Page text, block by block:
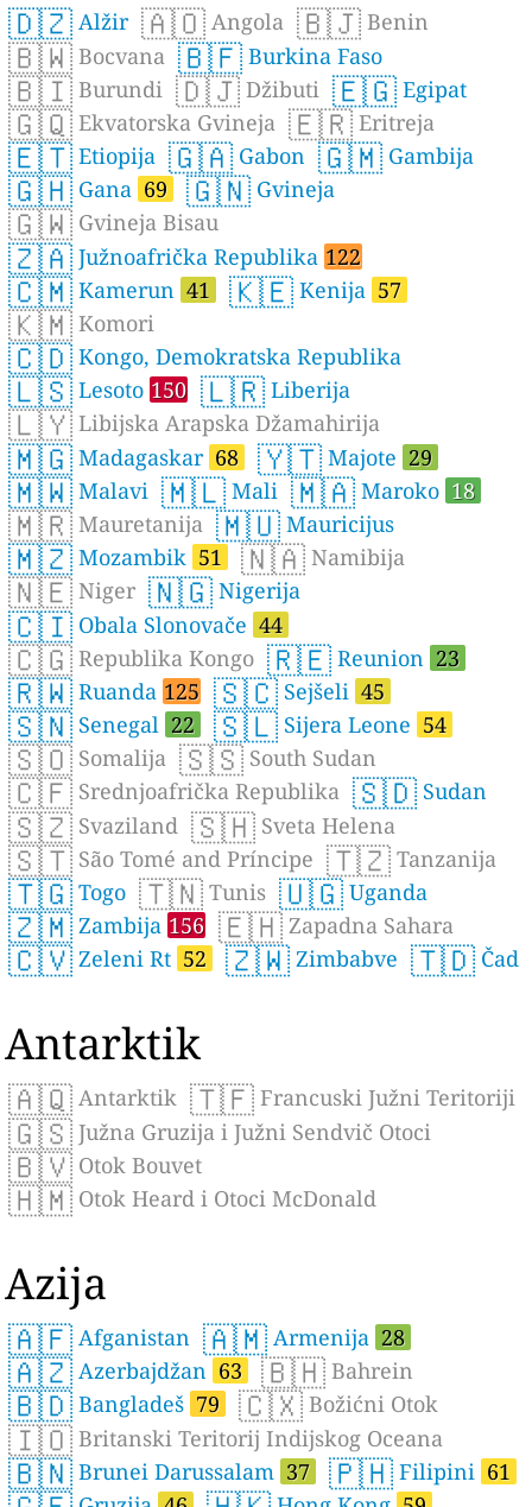
🇩🇿 Alžir 🇦🇴 Angola 🇧🇯 Benin
🇧🇼 Bocvana 🇧🇫 Burkina Faso
🇧🇮 Burundi 🇩🇯 Džibuti 🇪🇬 Egipat
🇬🇶 Ekvatorska Gvineja 🇪🇷 Eritreja
🇪🇹 Etiopija 🇬🇦 Gabon 🇬🇲 Gambija
🇬🇭 Gana 69 🇬🇳 Gvineja
🇬🇼 Gvineja Bisau
🇿🇦 Južnoafrička Republika 122
🇨🇲 Kamerun 41 🇰🇪 Kenija 57
🇰🇲 Komori
🇨🇩 Kongo, Demokratska Republika
🇱🇸 Lesoto 150 🇱🇷 Liberija
🇱🇾 Libijska Arapska Džamahirija
🇲🇬 Madagaskar 68 🇾🇹 Majote 29
🇲🇼 Malavi 🇲🇱 Mali 🇲🇦 Maroko 18
🇲🇷 Mauretanija 🇲🇺 Mauricijus
🇲🇿 Mozambik 51 🇳🇦 Namibija
🇳🇪 Niger 🇳🇬 Nigerija
🇨🇮 Obala Slonovače 44
🇨🇬 Republika Kongo 🇷🇪 Reunion 23
🇷🇼 Ruanda 125 🇸🇨 Sejšeli 45
🇸🇳 Senegal 22 🇸🇱 Sijera Leone 54
🇸🇴 Somalija 🇸🇸 South Sudan
🇨🇫 Srednjoafrička Republika 🇸🇩 Sudan
🇸🇿 Svaziland 🇸🇭 Sveta Helena
🇸🇹 São Tomé and Príncipe 🇹🇿 Tanzanija
🇹🇬 Togo 🇹🇳 Tunis 🇺🇬 Uganda
🇿🇲 Zambija 156 🇪🇭 Zapadna Sahara
🇨🇻 Zeleni Rt 52 🇿🇼 Zimbabve 🇹🇩 Čad
Antarktik
🇦🇶 Antarktik 🇹🇫 Francuski Južni Teritoriji
🇬🇸 Južna Gruzija i Južni Sendvič Otoci
🇧🇻 Otok Bouvet
🇭🇲 Otok Heard i Otoci McDonald
Azija
🇦🇫 Afganistan 🇦🇲 Armenija 28
🇦🇿 Azerbajdžan 63 🇧🇭 Bahrein
🇧🇩 Bangladeš 79 🇨🇽 Božićni Otok
🇮🇴 Britanski Teritorij Indijskog Oceana
🇧🇳 Brunei Darussalam 37 🇵🇭 Filipini 61